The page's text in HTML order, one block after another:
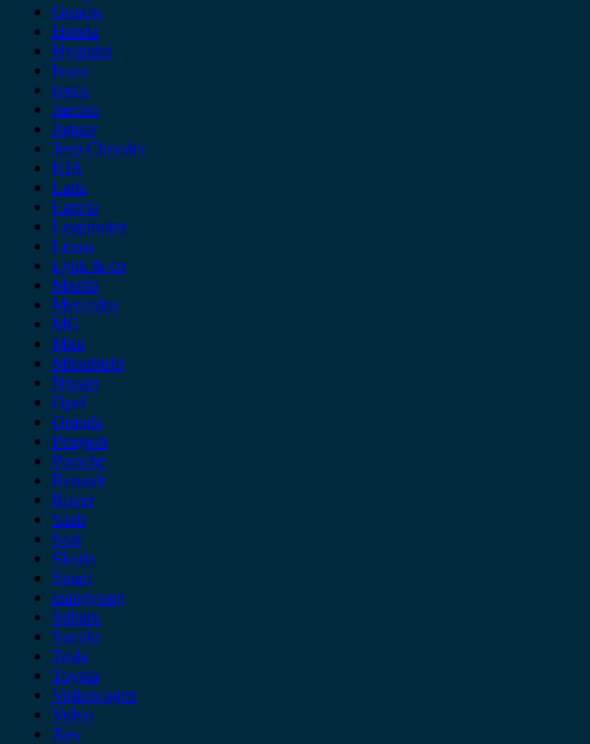
Gonow
Honda
Hyundai
Isuzu
iveco
Jaecoo
Jaguar
Jeep Chrysler
KIA
Lada
Lancia
Leapmotor
Lexus
Lynk & co
Mazda
Mercedes
MG
Mini
Mitsubishi
Nissan
Opel
Omoda
Peugeot
Porsche
Renault
Rover
Saab
Seat
Skoda
Smart
ssangyong
Subaru
Suzuki
Tesla
Toyota
Volkswagen
Volvo
Xev